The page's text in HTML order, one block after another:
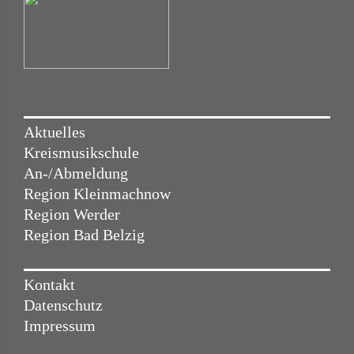
Aktuelles
Kreismusikschule
An-/Abmeldung
Region Kleinmachnow
Region Werder
Region Bad Belzig
Kontakt
Datenschutz
Impressum